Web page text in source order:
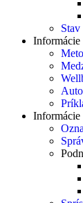
Informácie
Informácie